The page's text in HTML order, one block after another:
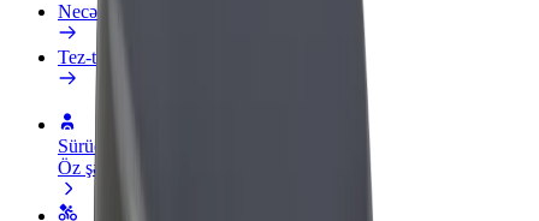
Necə qoşulmalı?
Tez-tez verilən suallar
Sürücü ol
Öz şərtlərinizə uyğun olaraq qazanın